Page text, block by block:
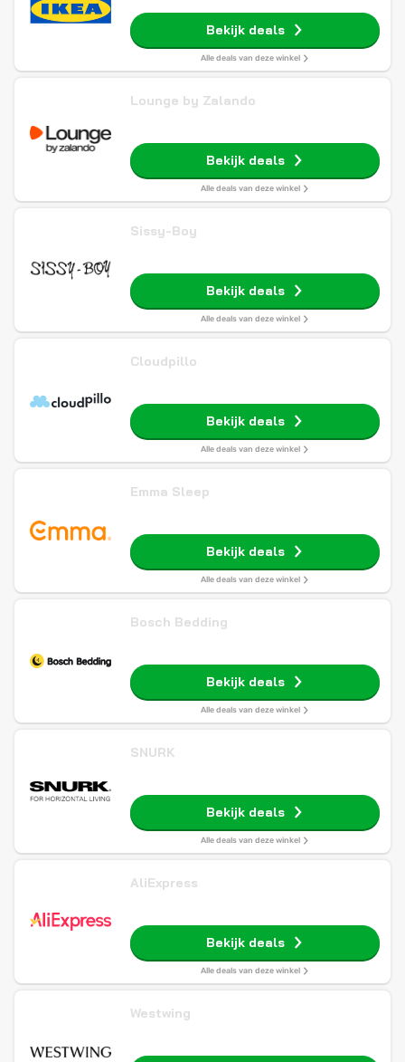
Bekijk deals
Alle deals van deze winkel
Lounge by Zalando
Bekijk deals
Alle deals van deze winkel
Sissy-Boy
Bekijk deals
Alle deals van deze winkel
Cloudpillo
Bekijk deals
Alle deals van deze winkel
Emma Sleep
Bekijk deals
Alle deals van deze winkel
Bosch Bedding
Bekijk deals
Alle deals van deze winkel
SNURK
Bekijk deals
Alle deals van deze winkel
AliExpress
Bekijk deals
Alle deals van deze winkel
Westwing